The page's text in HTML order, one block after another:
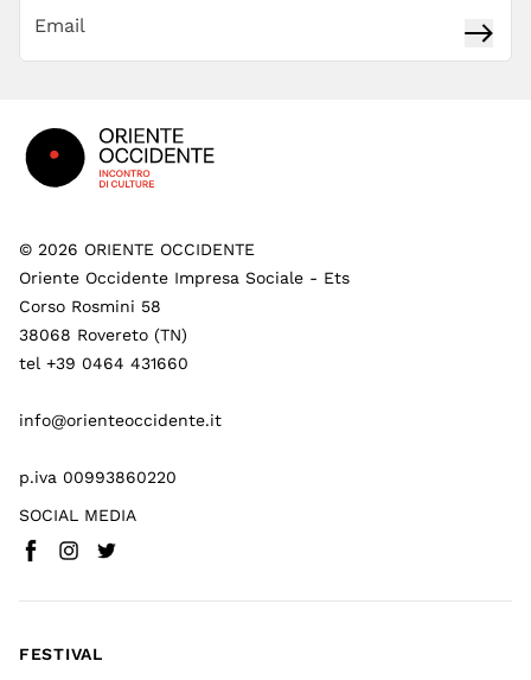
© 2026 ORIENTE OCCIDENTE
Oriente Occidente Impresa Sociale - Ets
Corso Rosmini 58
38068 Rovereto (TN)
tel +39 0464 431660
info@orienteoccidente.it
p.iva 00993860220
SOCIAL MEDIA
Facebook(
Instagram
Twitter
FESTIVAL